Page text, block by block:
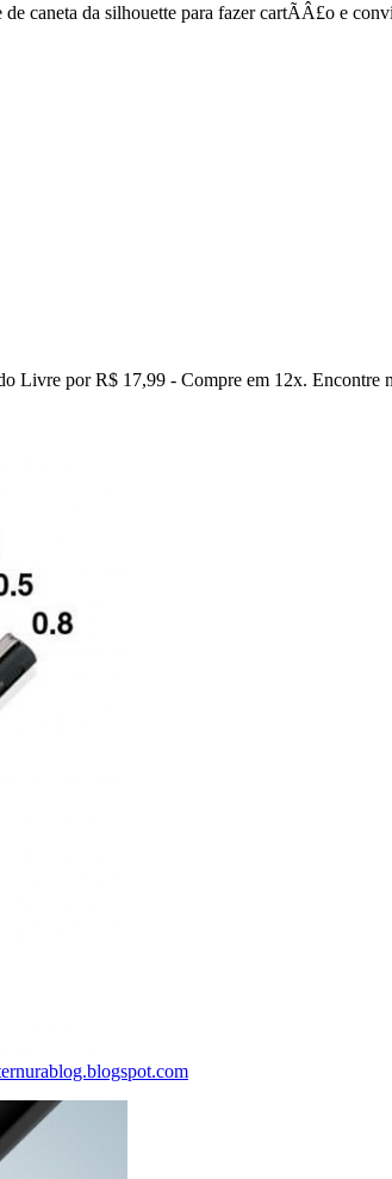
caneta da silhouette para fazer cartÃÂ£o e
Livre por R$ 17,99 - Compre em 12x. Encontre